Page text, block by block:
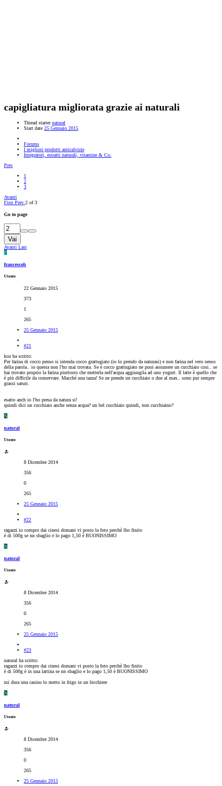
capigliatura migliorata grazie ai naturali
Thread starter natural
Start date 25 Gennaio 2015
Forums
I migliori prodotti anticalvizie
Integratori, estratti naturali, vitamine & Co.
Prev
1
2
3
Avanti
First Prev 2 of 3
Go to page
Vai
Avanti Last
F
francescob
Utente
22 Gennaio 2015
373
1
265
25 Gennaio 2015
#21
koz ha scritto:
Per farina di cocco penso si intenda cocco grattugiato (io lo prendo da naturasi) e non farina nel vero senso
della parola.. io questa non l'ho mai trovata. Se è cocco grattugiato ne puoi assumere un cucchiaio cosi.. se
hai trovato proprio la farina piuttosto che metterla nell'acqua aggiungila ad uno yogurt. Il latte è quello che
è più difficile da conservare. Macchè una tazza! Se ne prende un cucchiaio o due al max.. sono pur sempre
grassi saturi.
esatto anch io l'ho presa da natura si!
quindi dici un cucchiaio anche senza acqua? un bel cucchiaio quindi, non cucchiaino?
N
natural
Utente
8 Dicembre 2014
356
0
265
25 Gennaio 2015
#22
ragazzi io compro dai cinesi domani vi posto la foto perchè lho finito
è di 500g se nn sbaglio e lo pago 1,50 è BUONISSIMO
N
natural
Utente
8 Dicembre 2014
356
0
265
25 Gennaio 2015
#23
natural ha scritto:
ragazzi io compro dai cinesi domani vi posto la foto perchè lho finito
è di 500g è in una lattina se nn sbaglio e lo pago 1,50 è BUONISSIMO
mi dura una casino lo metto in frigo in un bicchiere
N
natural
Utente
8 Dicembre 2014
356
0
265
25 Gennaio 2015